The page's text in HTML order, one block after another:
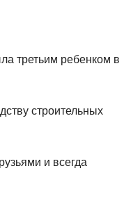
третьим ребенком в
строительных
и всегда